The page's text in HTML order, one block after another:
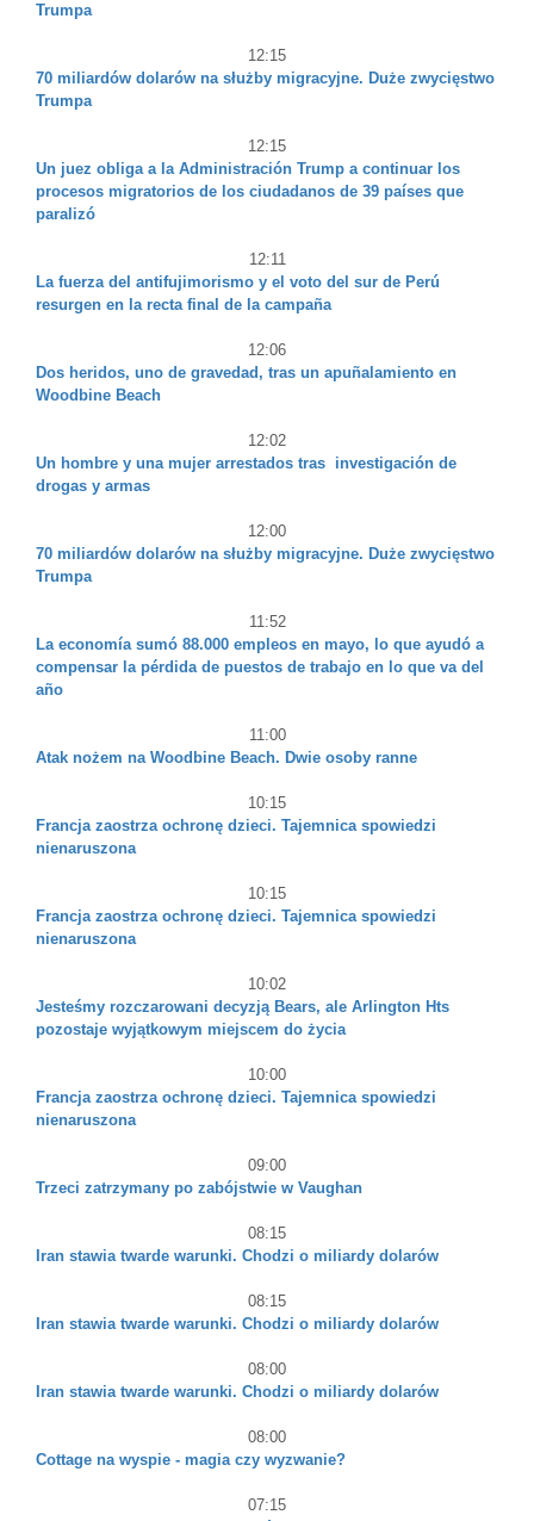
Trumpa
12:15
70 miliardów dolarów na służby migracyjne. Duże zwycięstwo
Trumpa
12:15
Un juez obliga a la Administración Trump a continuar los
procesos migratorios de los ciudadanos de 39 países que
paralizó
12:11
La fuerza del antifujimorismo y el voto del sur de Perú
resurgen en la recta final de la campaña
12:06
Dos heridos, uno de gravedad, tras un apuñalamiento en
Woodbine Beach
12:02
Un hombre y una mujer arrestados tras ​ investigación de
drogas y armas
12:00
70 miliardów dolarów na służby migracyjne. Duże zwycięstwo
Trumpa
11:52
La economía sumó 88.000 empleos en mayo, lo que ayudó a
compensar la pérdida de puestos de trabajo en lo que va del
año
11:00
Atak nożem na Woodbine Beach. Dwie osoby ranne
10:15
Francja zaostrza ochronę dzieci. Tajemnica spowiedzi
nienaruszona
10:15
Francja zaostrza ochronę dzieci. Tajemnica spowiedzi
nienaruszona
10:02
Jesteśmy rozczarowani decyzją Bears, ale Arlington Hts
pozostaje wyjątkowym miejscem do życia
10:00
Francja zaostrza ochronę dzieci. Tajemnica spowiedzi
nienaruszona
09:00
Trzeci zatrzymany po zabójstwie w Vaughan
08:15
Iran stawia twarde warunki. Chodzi o miliardy dolarów
08:15
Iran stawia twarde warunki. Chodzi o miliardy dolarów
08:00
Iran stawia twarde warunki. Chodzi o miliardy dolarów
08:00
Cottage na wyspie - magia czy wyzwanie?
07:15